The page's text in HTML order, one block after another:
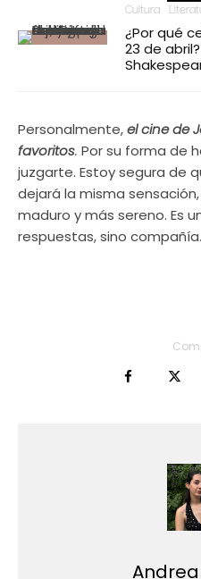
Cultura
¿Por qué
23 de
Personalmente,el cine de
favoritos. Por su forma de
juzgarte. Estoy segura de
dejará la misma
maduro y más sereno. Es
respuestas, sino compañía.